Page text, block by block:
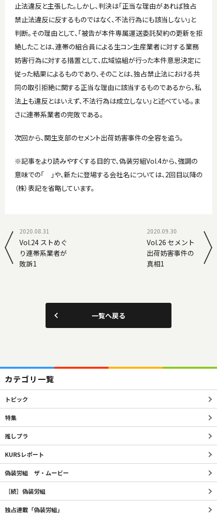
止法違反と主張した。しかし、判決は「正当な理由があれば独占
禁止法違反に反するものではなく、不法行為にも該当しない」と
判断。その理由として、「被告が本件専属運送委託契約の更新を拒
絶したことは、連帯の組合員による生コン生産業者に対する業務
妨害行為に対する措置として、広域協組が行った本件意思決定に
従った結果によるものであり、そのことは、独占禁止法における共
同の取引拒絶に関する正当な理由に該当するものであるから、私
法上も違反とはいえず、不法行為は成立しない」と述べている。ま
さに連帯系業者の完敗である。
次回から、関生支部のセメント出荷妨害事件の全容を追う。
※記事をより読みやすくする目的で、偽装労組Vol.4から、強調の
意味での「 」や、新たに登場する会社名については、2回目以降の
（株）表記を省略しています。
2020.08.31
Vol.24 ストめぐ
り連帯系業者が
敗訴1
2020.09.30
Vol.26 セメント
出荷妨害事件の
真相1
一覧へ戻る
カテゴリ一覧
トピック
特集
推しプラ
KURSレポート
偽装労組 ザ・ムービー
［続］偽装労組
独占連載「偽装労組」